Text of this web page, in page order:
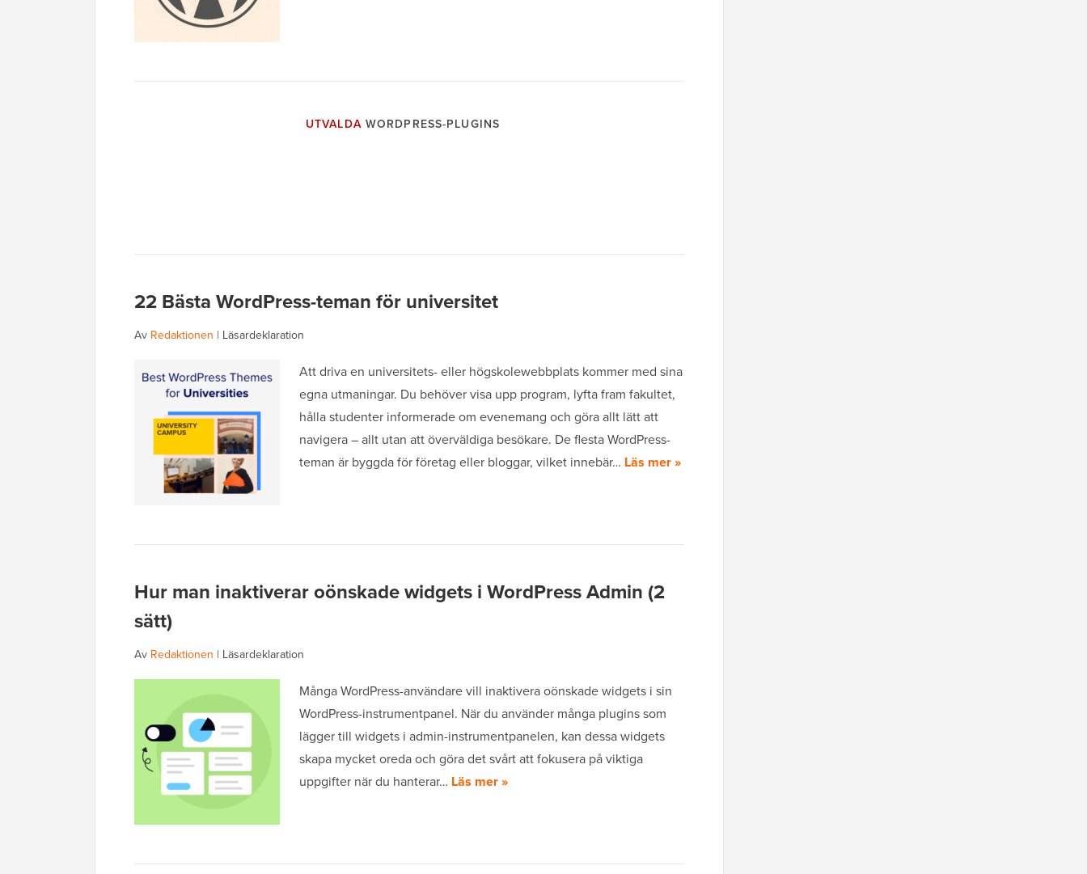
UTVALDAWORDPRESS-PLUGINS
22 Bästa WordPress-teman för universitet
Av Redaktionen | Läsardeklaration
Att driva en universitets- eller högskolewebbplats kommer med sina
egna utmaningar. Du behöver visa upp program, lyfta fram fakultet,
hålla studenter informerade om evenemang och göra allt lätt att
navigera – allt utan att överväldiga besökare. De flesta WordPress-
teman är byggda för företag eller bloggar, vilket innebär… Läs mer »
Hur man inaktiverar oönskade widgets i WordPress Admin (2
sätt)
Av Redaktionen | Läsardeklaration
Många WordPress-användare vill inaktivera oönskade widgets i sin
WordPress-instrumentpanel. När du använder många plugins som
lägger till widgets i admin-instrumentpanelen, kan dessa widgets
skapa mycket oreda och göra det svårt att fokusera på viktiga
uppgifter när du hanterar… Läs mer »